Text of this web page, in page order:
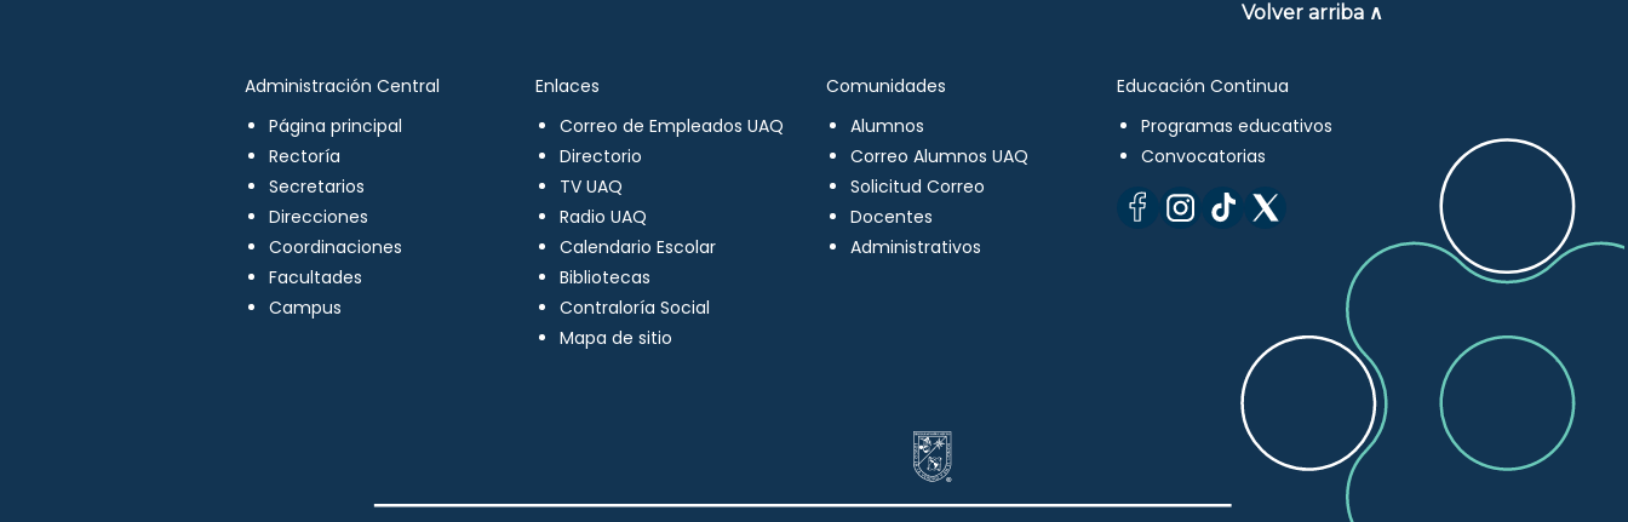
Volver arriba ∧
Administración Central
Página principal
Rectoría
Secretarios
Direcciones
Coordinaciones
Facultades
Campus
Enlaces
Correo de Empleados UAQ
Directorio
TV UAQ
Radio UAQ
Calendario Escolar
Bibliotecas
Contraloría Social
Mapa de sitio
Comunidades
Alumnos
Correo Alumnos UAQ
Solicitud Correo
Docentes
Administrativos
Educación Continua
Programas educativos
Convocatorias